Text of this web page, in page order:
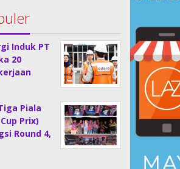
Induk PT
20
Piala
Prix)
Round 4,